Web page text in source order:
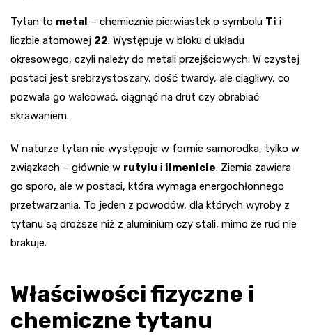
Tytan to metal – chemicznie pierwiastek o symbolu Ti i
liczbie atomowej 22. Występuje w bloku d układu
okresowego, czyli należy do metali przejściowych. W czystej
postaci jest srebrzystoszary, dość twardy, ale ciągliwy, co
pozwala go walcować, ciągnąć na drut czy obrabiać
skrawaniem.
W naturze tytan nie występuje w formie samorodka, tylko w
związkach – głównie w rutylu i ilmenicie. Ziemia zawiera
go sporo, ale w postaci, która wymaga energochłonnego
przetwarzania. To jeden z powodów, dla których wyroby z
tytanu są droższe niż z aluminium czy stali, mimo że rud nie
brakuje.
Właściwości fizyczne i
chemiczne tytanu